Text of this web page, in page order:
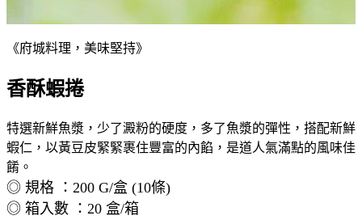
《府城料理，美味堅持》
香酥蝦捲
特選新鮮魚漿，少了澱粉的硬度，多了魚漿的彈性，搭配新鮮
蝦仁，以黃豆皮緊緊裹住豐富的內餡，是道人氣滿點的風味佳
餚。
◎ 規格 ：200 G/盒 (10條)
◎ 箱入數 ：20 盒/箱